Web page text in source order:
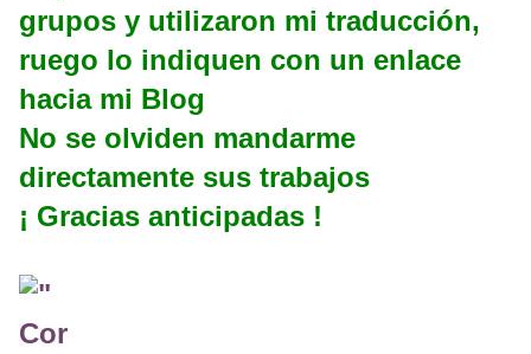
grupos y utilizaron mi traducción,
ruego lo indiquen con un enlace
hacia mi Blog
No se olviden mandarme
directamente sus trabajos
¡ Gracias anticipadas !